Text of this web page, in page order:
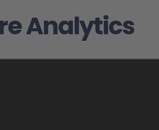
Analytics